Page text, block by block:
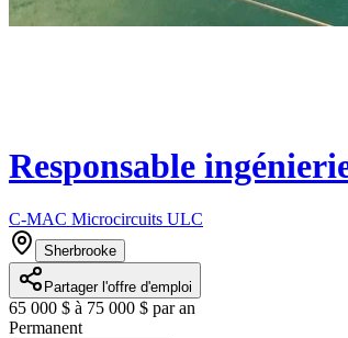
Responsable
C-MAC Microcircuits ULC
Sherbrooke
Partager l'offre d'emploi
65 000 $ à 75 000 $ par an
Permanent